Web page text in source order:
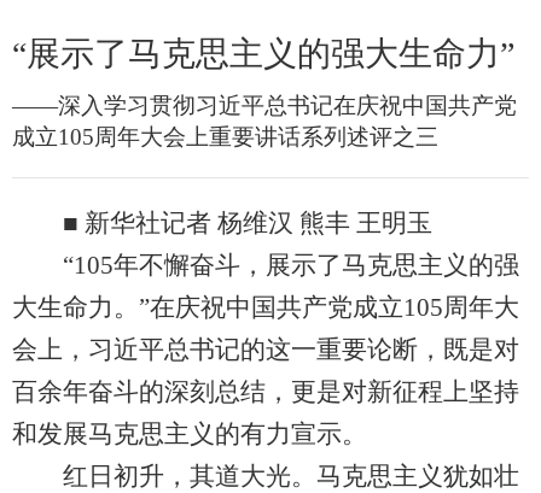
“展示了马克思主义的强大生命力”
——深入学习贯彻习近平总书记在庆祝中国共产党
成立105周年大会上重要讲话系列述评之三
■ 新华社记者 杨维汉 熊丰 王明玉
“105年不懈奋斗，展示了马克思主义的强
大生命力。”在庆祝中国共产党成立105周年大
会上，习近平总书记的这一重要论断，既是对
百余年奋斗的深刻总结，更是对新征程上坚持
和发展马克思主义的有力宣示。
红日初升，其道大光。马克思主义犹如壮